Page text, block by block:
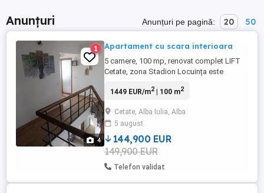
Anunțuri Anunțuri pe pagină: 20 50
4
1 Apartament cu scara interioara
5 camere, 100 mp, renovat complet LIFT
Cetate, zona Stadion Locuința este
scară interioară, ideală pentru familie. 2
mp Etaj 5 + 6 Scară interioară Bloc cu lift
Renovat complet în 2020 Bloc ...
1449 EUR/m2| 100 m2
Cetate, Alba Iulia, Alba
5 august
144,900 EUR
149,900 EUR
Telefon validat